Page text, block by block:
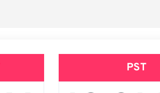
PST